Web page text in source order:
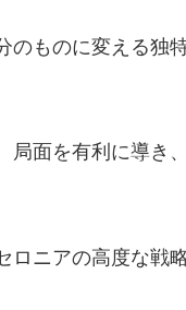
のものに変える独
面を有利に導き
ロニアの高度な戦